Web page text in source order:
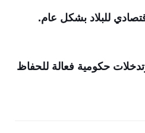
للبلاد بشكل عام.
حكومية فعالة للحفاظ